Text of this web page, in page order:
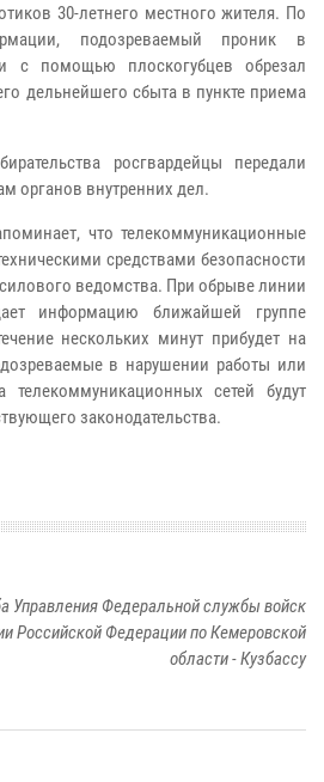
30-летнего местного жителя. По
подозреваемый проник в
с помощью плоскогубцев обрезал
дельнейшего сбыта в пункте приема
росгвардейцы передали
органов внутренних дел.
что телекоммуникационные
средствами безопасности
ведомства. При обрыве линии
информацию ближайшей группе
нескольких минут прибудет на
в нарушении работы или
телекоммуникационных сетей будут
законодательства.
Управления Федеральной службы войск
Российской Федерации по Кемеровской
области - Кузбассу